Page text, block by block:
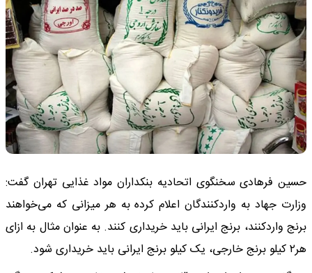
حسین فرهادی سخنگوی اتحادیه بنکداران مواد غذایی تهران گفت:
وزارت جهاد به واردکنندگان اعلام کرده به هر میزانی که می‌خواهند
برنج واردکنند، برنج ایرانی باید خریداری کنند. به عنوان مثال به ازای
هر۲ کیلو برنج خارجی، یک کیلو برنج ایرانی باید خریداری شود.